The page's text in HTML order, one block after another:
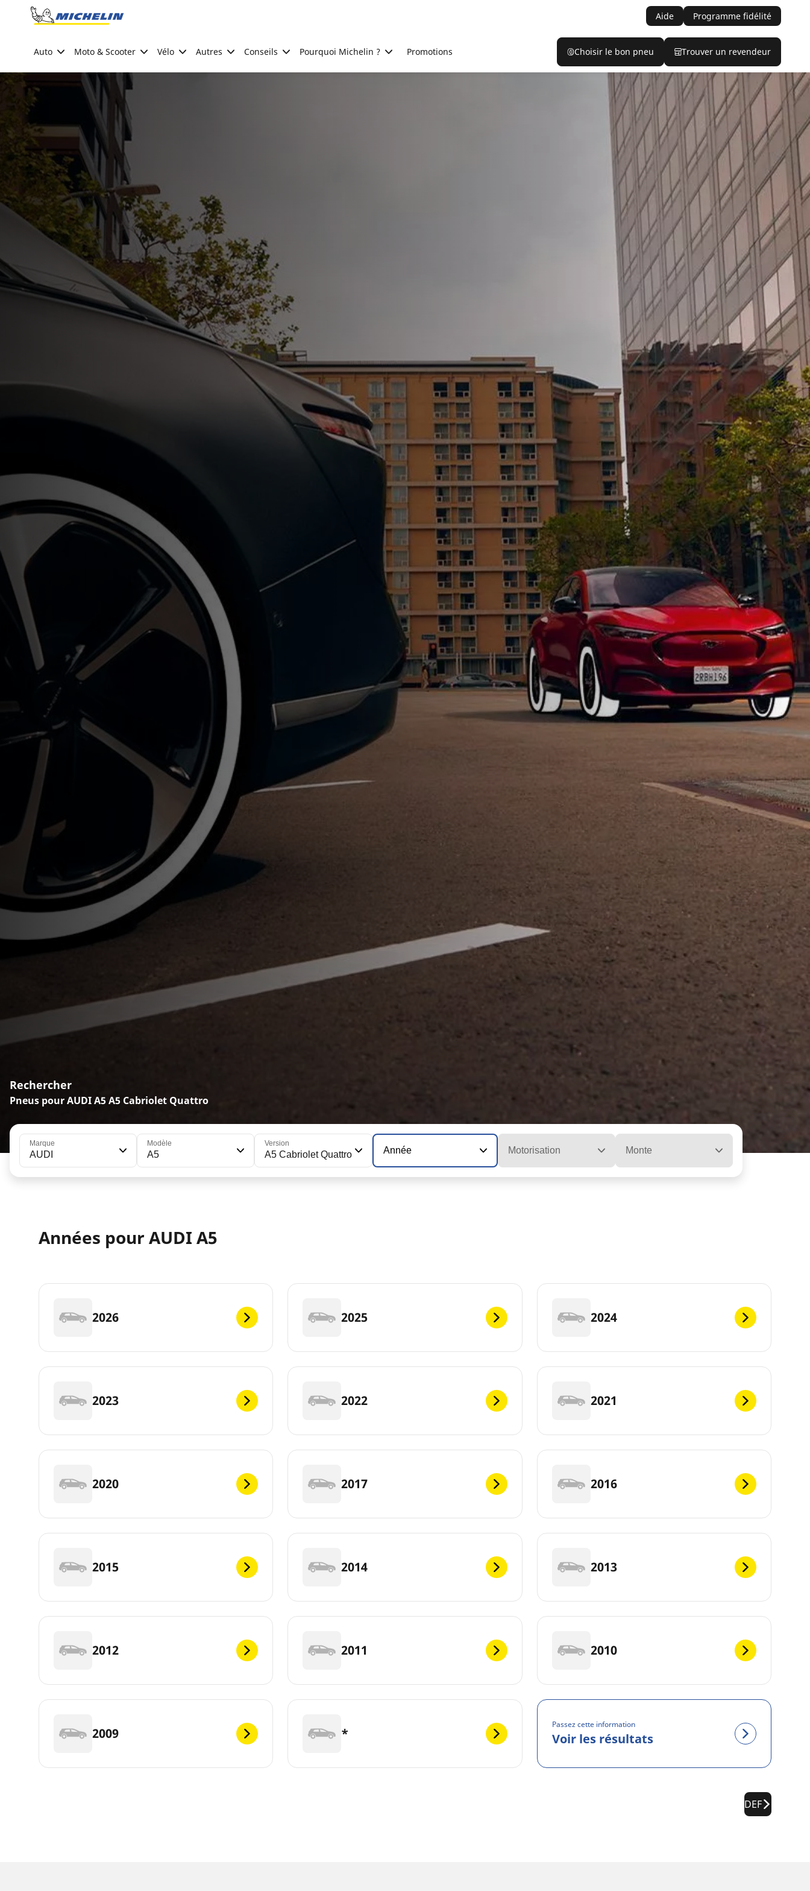
Go to page content
Aide Programme fidélité
Auto Moto & Scooter Vélo Autres Conseils Pourquoi Michelin ? Promotions Choisir le bon pneu Trouver un revendeur
Rechercher
Pneus pour AUDI A5 A5 Cabriolet Quattro
Marque
AUDI
Modèle
A5
Version
A5 Cabriolet Quattro Année Motorisation Monte
Années pour AUDI A5
2026 2025 2024
2023 2022 2021
2020 2017 2016
2015 2014 2013
2012 2011 2010
2009 *
Passez cette information
Voir les résultats
DEF